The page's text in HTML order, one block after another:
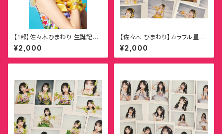
【1部】佐々木ひまわり 生誕記念
オンラインチェキ
¥2,000
【佐々木 ひまわり】カラフル星衣
装記念ランダムチェキ
¥2,000